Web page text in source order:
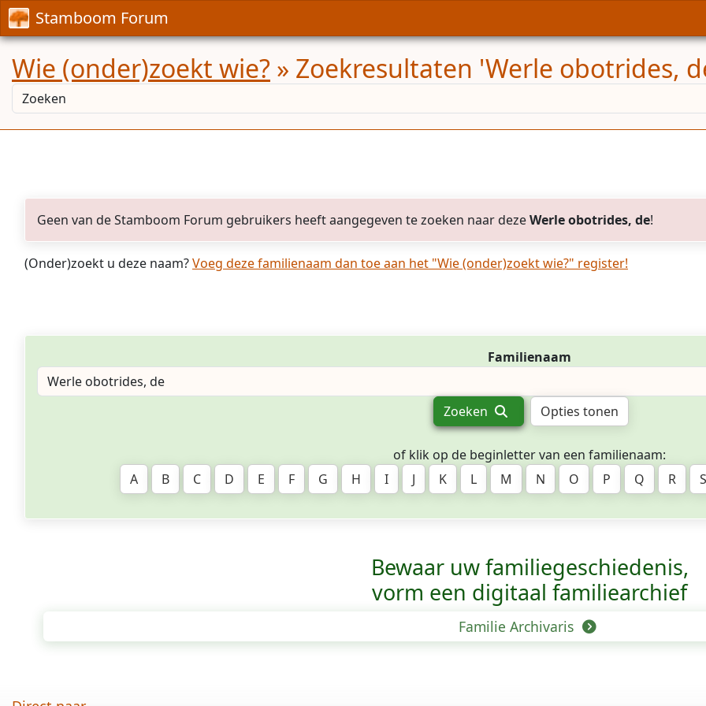
Stamboom Forum
Wie (onder)zoekt wie? » Zoekresultaten 'Werle obotrides,
Geen van de Stamboom Forum gebruikers heeft aangegeven te zoeken naar dezeWerle obotrides, de!
(Onder)zoekt u deze naam?Voeg deze familienaam dan toe aan het "Wie (onder)zoekt wie?" register!
Familienaam
Zoeken Opties tonen
of klik op de beginletter van een familienaam:
A
B C D E F G H I J K L M N O P Q R S
Bewaar uw familie­geschiedenis,
vorm een digitaal familiearchief
Familie Archivaris